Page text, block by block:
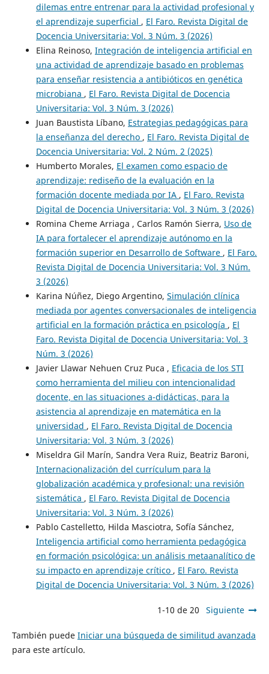
dilemas entre entrenar para la actividad profesional y
el aprendizaje superficial , El Faro. Revista Digital de
Docencia Universitaria: Vol. 3 Núm. 3 (2026)
Elina Reinoso, Integración de inteligencia artificial en
una actividad de aprendizaje basado en problemas
para enseñar resistencia a antibióticos en genética
microbiana , El Faro. Revista Digital de Docencia
Universitaria: Vol. 3 Núm. 3 (2026)
Juan Baustista Líbano, Estrategias pedagógicas para
la enseñanza del derecho , El Faro. Revista Digital de
Docencia Universitaria: Vol. 2 Núm. 2 (2025)
Humberto Morales, El examen como espacio de
aprendizaje: rediseño de la evaluación en la
formación docente mediada por IA , El Faro. Revista
Digital de Docencia Universitaria: Vol. 3 Núm. 3 (2026)
Romina Cheme Arriaga , Carlos Ramón Sierra, Uso de
IA para fortalecer el aprendizaje autónomo en la
formación superior en Desarrollo de Software , El Faro.
Revista Digital de Docencia Universitaria: Vol. 3 Núm.
3 (2026)
Karina Núñez, Diego Argentino, Simulación clínica
mediada por agentes conversacionales de inteligencia
artificial en la formación práctica en psicología , El
Faro. Revista Digital de Docencia Universitaria: Vol. 3
Núm. 3 (2026)
Javier Llawar Nehuen Cruz Puca , Eficacia de los STI
como herramienta del milieu con intencionalidad
docente, en las situaciones a-didácticas, para la
asistencia al aprendizaje en matemática en la
universidad , El Faro. Revista Digital de Docencia
Universitaria: Vol. 3 Núm. 3 (2026)
Miseldra Gil Marín, Sandra Vera Ruiz, Beatriz Baroni,
Internacionalización del currículum para la
globalización académica y profesional: una revisión
sistemática , El Faro. Revista Digital de Docencia
Universitaria: Vol. 3 Núm. 3 (2026)
Pablo Castelletto, Hilda Masciotra, Sofía Sánchez,
Inteligencia artificial como herramienta pedagógica
en formación psicológica: un análisis metaanalítico de
su impacto en aprendizaje crítico , El Faro. Revista
Digital de Docencia Universitaria: Vol. 3 Núm. 3 (2026)
1-10 de 20 Siguiente
También puede Iniciar una búsqueda de similitud avanzada
para este artículo.